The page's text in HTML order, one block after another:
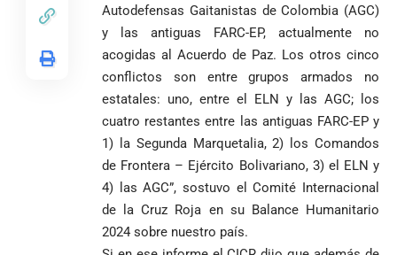
Autodefensas Gaitanistas de Colombia (AGC)
y las antiguas FARC-EP, actualmente no
acogidas al Acuerdo de Paz. Los otros cinco
conflictos son entre grupos armados no
estatales: uno, entre el ELN y las AGC; los
cuatro restantes entre las antiguas FARC-EP y
1) la Segunda Marquetalia, 2) los Comandos
de Frontera – Ejército Bolivariano, 3) el ELN y
4) las AGC”, sostuvo el Comité Internacional
de la Cruz Roja en su Balance Humanitario
2024 sobre nuestro país.
Tribunal de
Antioquia
niega pérdida
de investidura
a concejales
de Medellín
Andrés
«Gury»
Diócesis de
Sonsón-Rionegro
tomadas en
templo de Guarne y
ordena acto de
desagravio
pide esperar
escrutinios
oficiales
Abelardo de la
Espriella es
elegido
presidente de
invicto de 19
partidos
Japón rescata
un empate
agónico ante
Países Bajos
en un vibrante
duelo
Medellín: un
camino que no
abandonarse
LA POLICRISIS
COMO HERENCIA
en Medellín
Cardenal Rueda
pide desarmar el
corazón para
construir juntos
una Colombia
reconciliada